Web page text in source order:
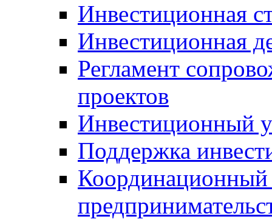
Инвестиционная
Инвестиционная
Регламент
проектов
Инвестиционный
Поддержка
Координационный